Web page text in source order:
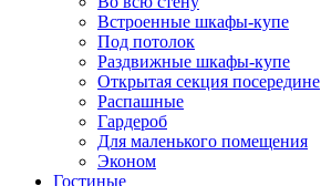
Встроенные шкафы-купе
Под потолок
Раздвижные шкафы-купе
Открытая секция посередине
Распашные
Гардероб
Для маленького помещения
Эконом
Гостиные